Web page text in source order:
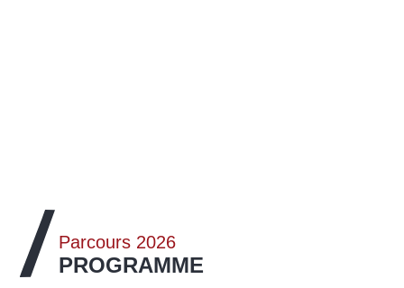
Parcours 2026
PROGRAMME